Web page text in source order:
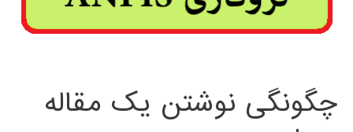
چگونگی نوشتن یک مقاله